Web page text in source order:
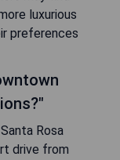
luxurious
preferences
Rosa
drive from